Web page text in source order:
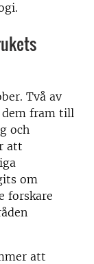
Två av
dem fram till
och
att
om
forskare
att